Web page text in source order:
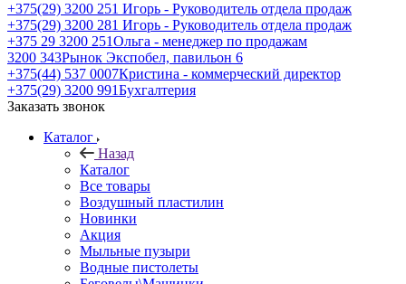
+375(29) 3200 251 Игорь - Руководитель отдела продаж
+375(29) 3200 281 Игорь - Руководитель отдела продаж
+З75 29 3200 251Ольга - менеджер по продажам
3200 343Рынок Экспобел, павильон 6
+375(44) 537 0007Кристина - коммерческий директор
+375(29) 3200 991Бухгалтерия
Заказать звонок
Каталог
Назад
Каталог
Все товары
Воздушный пластилин
Новинки
Акция
Мыльные пузыри
Водные пистолеты